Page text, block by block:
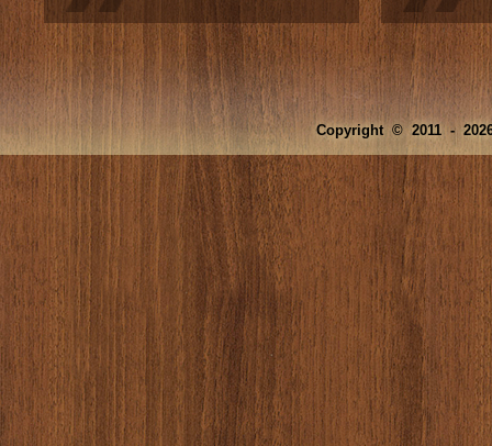
Copyright © 2011 -